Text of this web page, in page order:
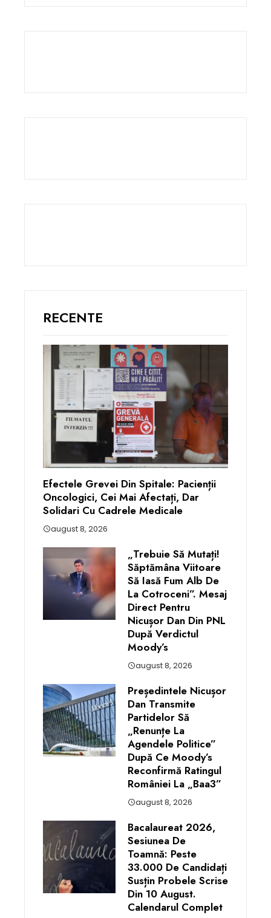
RECENTE
Efectele Grevei Din Spitale: Pacienții
Oncologici, Cei Mai Afectați, Dar
Solidari Cu Cadrele Medicale
august 8, 2026
„Trebuie Să Mutați!
Săptămâna Viitoare
Să Iasă Fum Alb De
La Cotroceni”. Mesaj
Direct Pentru
Nicușor Dan Din PNL
După Verdictul
Moody’s
august 8, 2026
Președintele Nicușor
Dan Transmite
Partidelor Să
„renunțe La
Agendele Politice”
După Ce Moody’s
Reconfirmă Ratingul
României La „Baa3”
august 8, 2026
Bacalaureat 2026,
Sesiunea De
Toamnă: Peste
33.000 De Candidați
Susțin Probele Scrise
Din 10 August.
Calendarul Complet